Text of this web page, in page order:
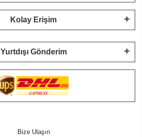
Kolay Erişim
Yurtdışı Gönderim
Bize Ulaşın